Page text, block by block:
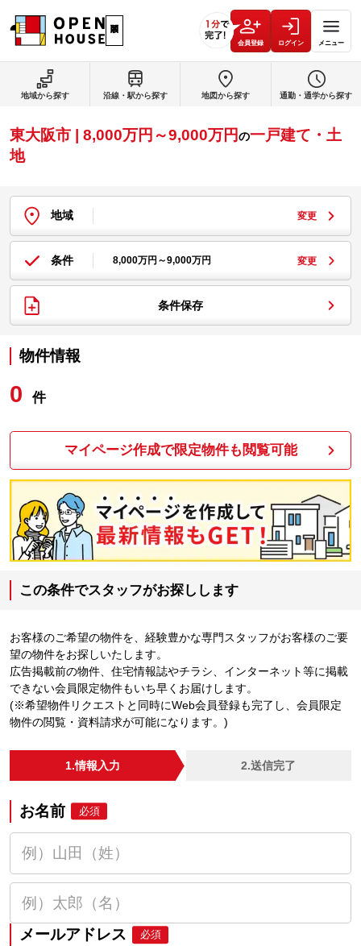
会員登録 ログイン メニュー
東大阪市 | 8,000万円～9,000万円の一戸建て・土
地
地域 変更
条件 8,000万円～9,000万円 変更
条件保存
物件情報
0 件
マイページ作成で限定物件も閲覧可能
この条件でスタッフがお探しします
お客様のご希望の物件を、経験豊かな専門スタッフがお客様のご要
望の物件をお探しいたします。
広告掲載前の物件、住宅情報誌やチラシ、インターネット等に掲載
できない会員限定物件もいち早くお届けします。
(※希望物件リクエストと同時にWeb会員登録も完了し、会員限定
物件の閲覧・資料請求が可能になります。)
1.情報入力 2.送信完了
お名前 必須
メールアドレス 必須
地域から探す 沿線・駅から探す 地図から探す 通勤・通学から探す